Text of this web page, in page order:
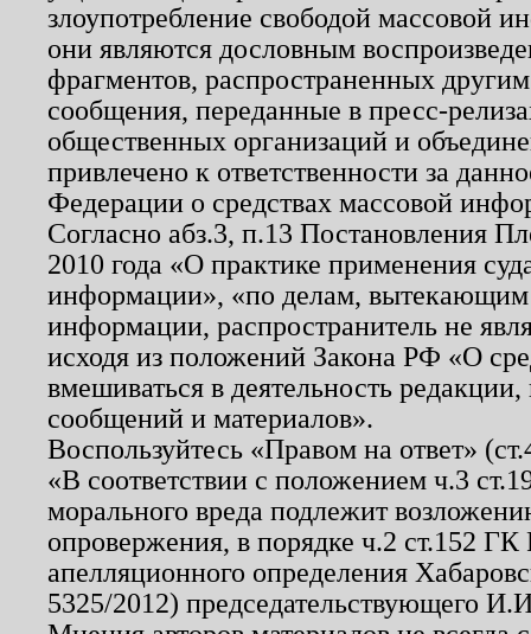
злоупотребление свободой массовой
они являются дословным
фрагментов, распространенных
сообщения, переданные в пресс-
общественных организаций и
привлечено к ответственности за
Федерации о средствах массовой
Согласно абз.3, п.13 Постановления
2010 года «О практике применения
информации», «по делам, вытекающим
информации, распространитель не
исходя из положений Закона РФ «О
вмешиваться в деятельность
сообщений и материалов».
Воспользуйтесь «Правом на ответ»
«В соответствии с положением ч.3
морального вреда подлежит
опровержения, в порядке ч.2 ст.152
апелляционного определения
5325/2012) председательствующего